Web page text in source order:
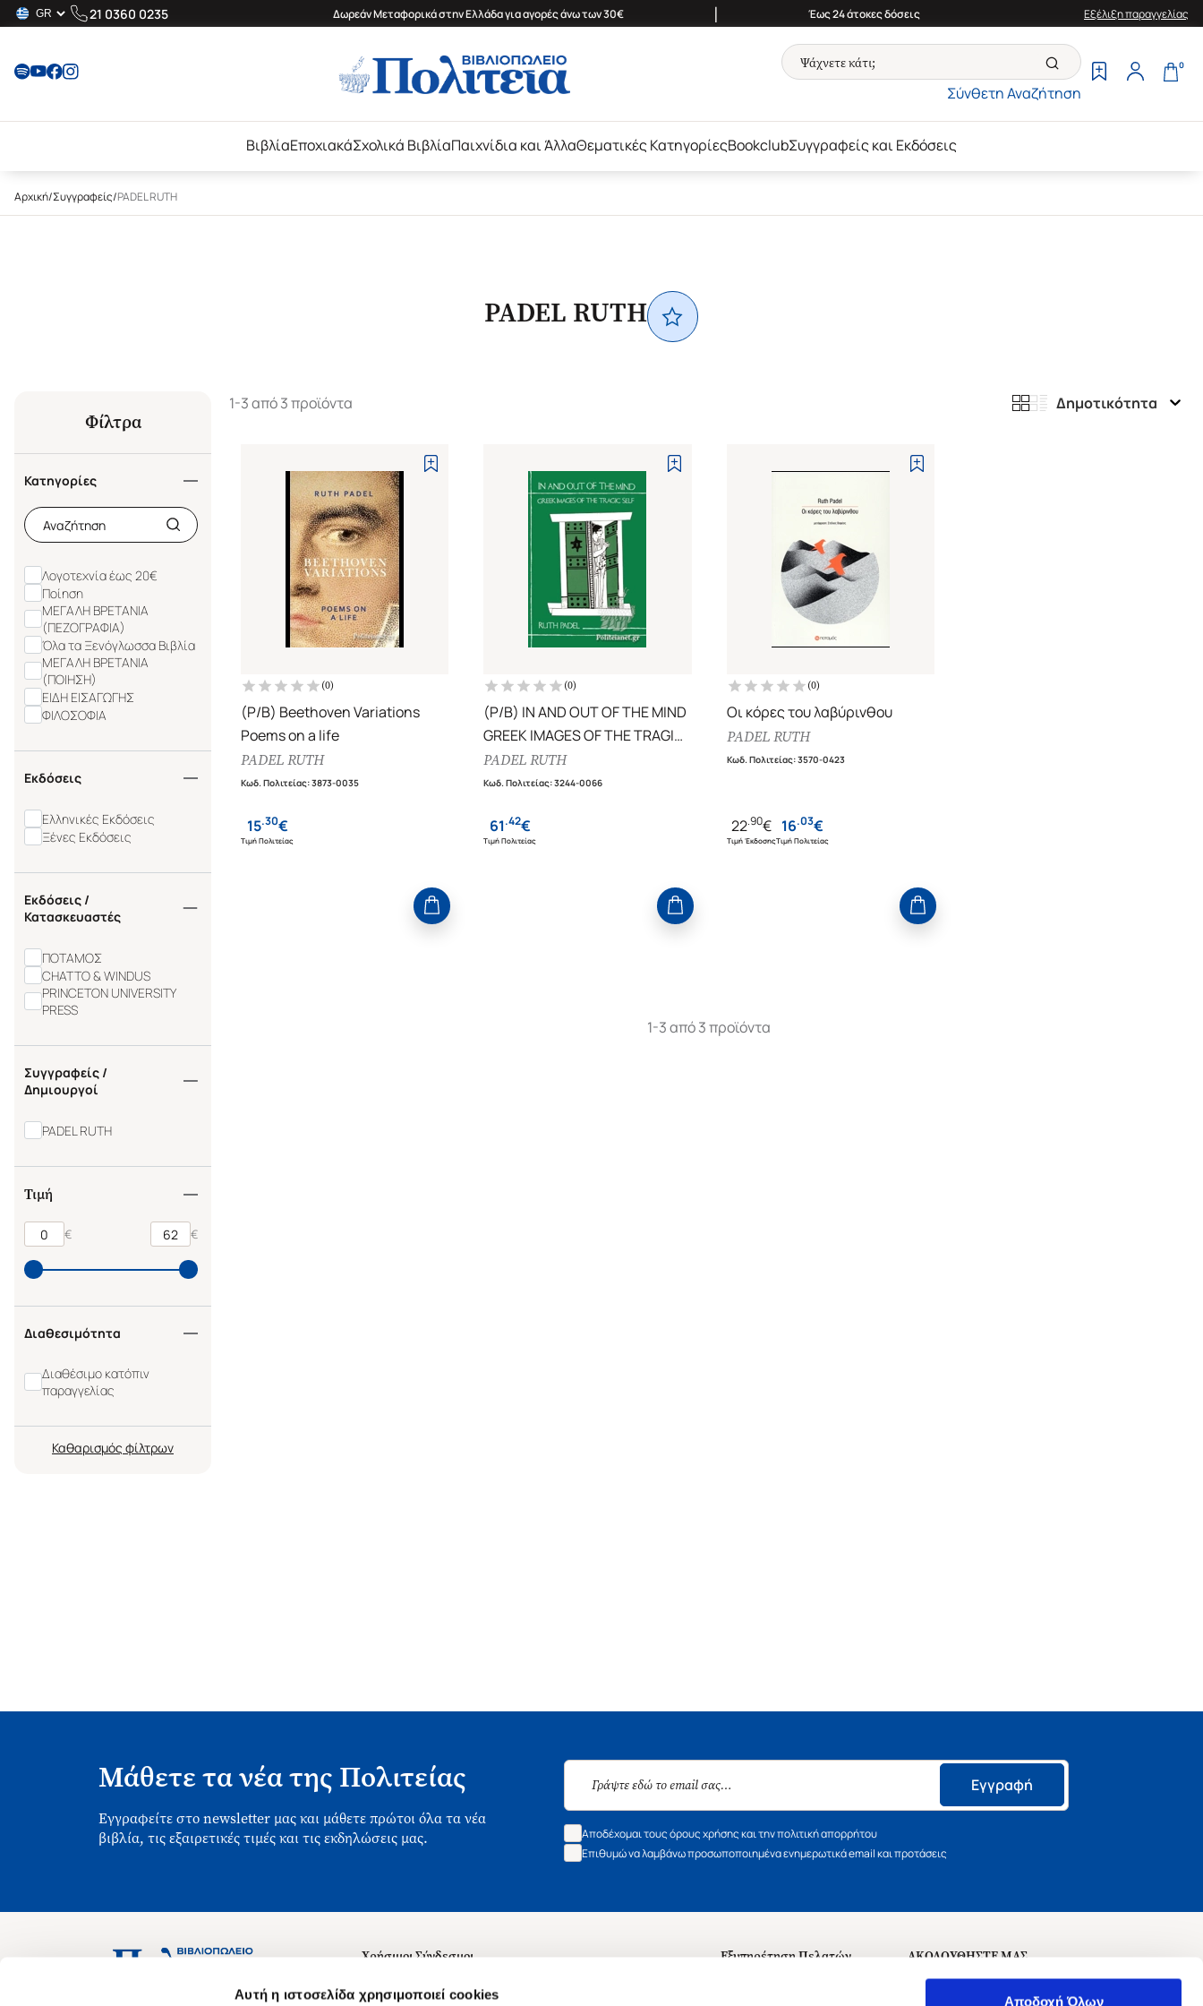
Αυτή η ιστοσελίδα χρησιμοποιεί cookies Αποδοχή Όλων
21 0360 0235 Δωρεάν Μεταφορικά στην Ελλάδα για αγορές άνω των 30€ | Έως 24 άτοκες δόσεις Εξέλιξη παραγγελίας
Σύνθετη Αναζήτηση
0
ΒιβλίαΕποχιακάΣχολικά ΒιβλίαΠαιχνίδια και ΆλλαΘεματικές ΚατηγορίεςBookclubΣυγγραφείς και Εκδόσεις
Αρχική/Συγγραφείς/PADEL RUTH
PADEL RUTH
Φίλτρα
Κατηγορίες
Λογοτεχνία έως 20€
Ποίηση
ΜΕΓΑΛΗ ΒΡΕΤΑΝΙΑ
(ΠΕΖΟΓΡΑΦΙΑ)
Όλα τα Ξενόγλωσσα Βιβλία
ΜΕΓΑΛΗ ΒΡΕΤΑΝΙΑ
(ΠΟΙΗΣΗ)
ΕΙΔΗ ΕΙΣΑΓΩΓΗΣ
ΦΙΛΟΣΟΦΙΑ
Εκδόσεις
Ελληνικές Εκδόσεις
Ξένες Εκδόσεις
Εκδόσεις /
Κατασκευαστές
ΠΟΤΑΜΟΣ
CHATTO & WINDUS
PRINCETON UNIVERSITY
PRESS
Συγγραφείς /
Δημιουργοί
PADEL RUTH
Τιμή
€ €
Διαθεσιμότητα
Διαθέσιμο κατόπιν
παραγγελίας
Καθαρισμός
1-3 από 3 προϊόντα Δημοτικότητα
(0)
(P/B) Beethoven Variations
Poems on a life
PADEL RUTH
Κωδ. Πολιτείας:3873-0035
15.30€
Τιμή Πολιτείας
(0)
(P/B) IN AND OUT OF THE MIND
GREEK IMAGES OF THE TRAGIC
SELF
PADEL RUTH
Κωδ. Πολιτείας:3244-0066
61.42€
Τιμή Πολιτείας
(0)
Οι κόρες του λαβύρινθου
PADEL RUTH
Κωδ. Πολιτείας:3570-0423
22.90€
Τιμή Έκδοσης
16.03€
Τιμή Πολιτείας
1-3 από 3 προϊόντα
Μάθετε τα νέα της Πολιτείας
Εγγραφείτε στο newsletter μας και μάθετε πρώτοι όλα τα νέα
βιβλία, τις εξαιρετικές τιμές και τις εκδηλώσεις μας.
Εγγραφή
Αποδέχομαι τους όρους χρήσης και την πολιτική απορρήτου
Επιθυμώ να λαμβάνω προσωποποιημένα ενημερωτικά email και προτάσεις
Ασκληπιού 1-3, Αθήνα 106 79
Χρήσιμοι Σύνδεσμοι
Σχετικά με εμάς
Εξυπηρέτηση Πελατών
ΑΚΟΛΟΥΘΗΣΤΕ ΜΑΣ